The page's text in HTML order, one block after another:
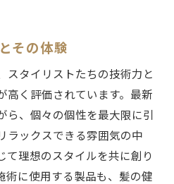
その体験
スタイリストたちの技術力と
高く評価されています。最新
ら、個々の個性を最大限に引
ラックスできる雰囲気の中
て理想のスタイルを共に創り
術に使用する製品も、髪の健